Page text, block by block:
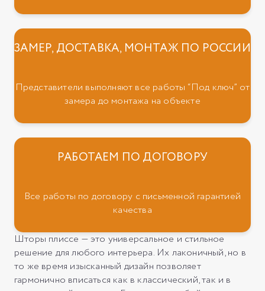
ЗАМЕР, ДОСТАВКА, МОНТАЖ ПО РОССИИ
Представители выполняют все работы “Под ключ” от
замера до монтажа на объекте
РАБОТАЕМ ПО ДОГОВОРУ
Все работы по договору с письменной гарантией
качества
Шторы плиссе — это универсальное и стильное
решение для любого интерьера. Их лаконичный, но в
то же время изысканный дизайн позволяет
гармонично вписаться как в классический, так и в